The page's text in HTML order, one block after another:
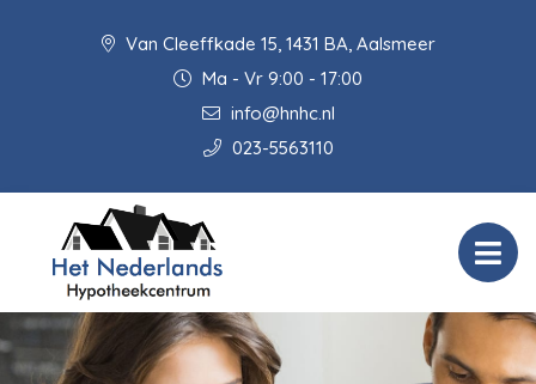
Van Cleeffkade 15, 1431 BA, Aalsmeer
Ma - Vr 9:00 - 17:00
info@hnhc.nl
023-5563110